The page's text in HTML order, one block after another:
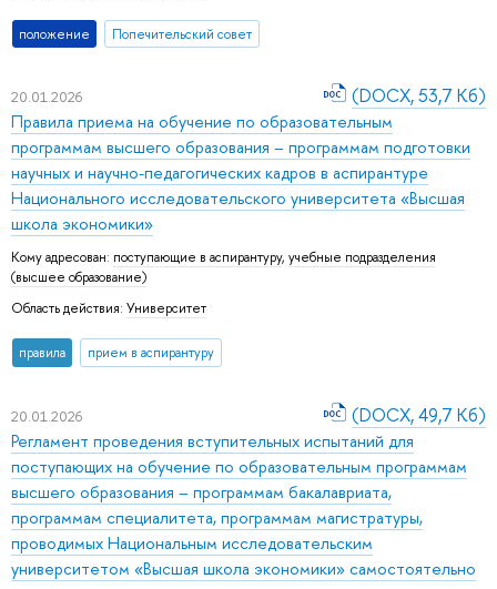
положение Попечительский совет
20.01.2026
Правила приема на обучение по образовательным
программам высшего образования – программам подготовки
научных и научно-педагогических кадров в аспирантуре
Национального исследовательского университета «Высшая
школа экономики»
Кому адресован: поступающие в аспирантуру, учебные подразделения
(высшее образование)
Область действия: Университет
правила прием в аспирантуру
(DOCX, 53,7 Кб)
20.01.2026
Регламент проведения вступительных испытаний для
поступающих на обучение по образовательным программам
высшего образования – программам бакалавриата,
программам специалитета, программам магистратуры,
проводимых Национальным исследовательским
университетом «Высшая школа экономики» самостоятельно
(DOCX, 49,7 Кб)